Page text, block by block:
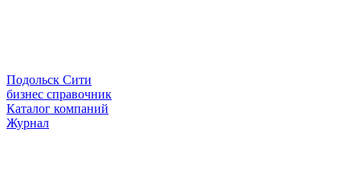
Подольск Сити
бизнес справочник
Каталог компаний
Журнал